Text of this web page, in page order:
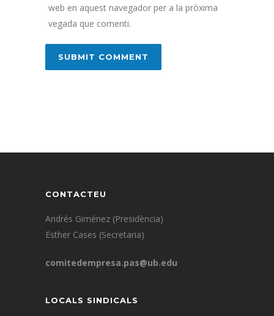
web en aquest navegador per a la pròxima
vegada que comenti.
CONTACTEU
Andrés Giménez (Presidència)
Esther Cases (Secretaria)
comitedempresa.pas@ub.edu
LOCALS SINDICALS